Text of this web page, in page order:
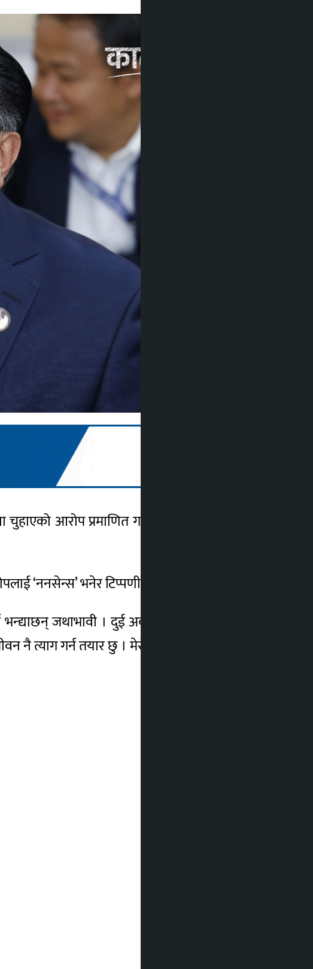
आरोप प्रमाणित गर्न चुनौति दिएका छन् । यदि
‘ननसेन्स’ भनेर टिप्पणी गरे ।
जथाभावी । दुई अर्ब होइन, स्वर्णिम वाग्लेले दुई
नै त्याग गर्न तयार छु । मेरो चुनौति हो ।’